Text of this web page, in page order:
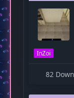
InZoi
82